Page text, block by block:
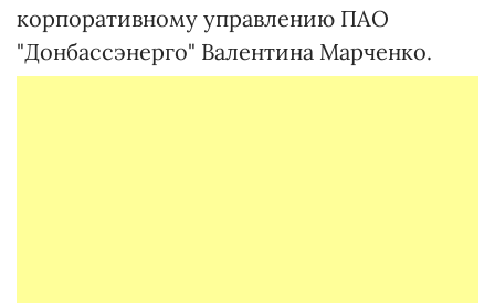
корпоративному управлению ПАО
"Донбассэнерго" Валентина Марченко.